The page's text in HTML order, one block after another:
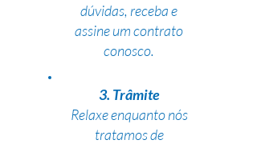
dúvidas, receba e
assine um contrato
conosco.
3. Trâmite
Relaxe enquanto nós
tratamos de